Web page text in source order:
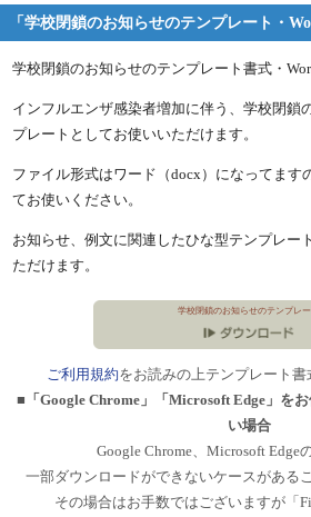
「学校閉鎖のお知らせのテンプレート・
学校閉鎖のお知らせのテンプレート書式・
インフルエンザ感染者増加に伴う、学校閉鎖
プレートとしてお使いいただけます。
ファイル形式はワード（docx）になってます
てお使いください。
お知らせ、例文に関連したひな型テンプレー
ただけます。
学校閉鎖のお知らせのテンプレー
ご利用規約をお読みの上テンプレート書
■「Google Chrome」「Microsoft Edge」を
い場合
Google Chrome、Microsoft Edge
一部ダウンロードができないケースがある
その場合はお手数ではございますが「